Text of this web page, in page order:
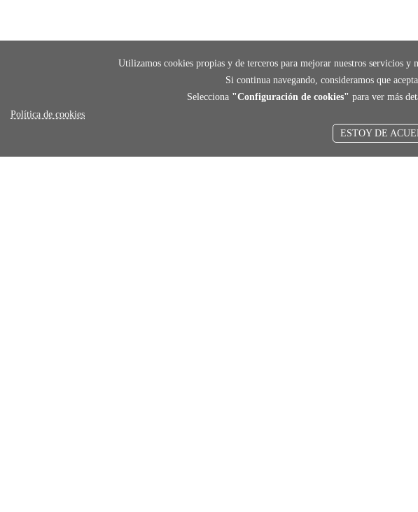
Utilizamos cookies propias y de terceros para mejorar nuestros servicios y
Si continua navegando, consideramos que
Selecciona "Configuración de cookies" para ver más
Política de cookies
ESTOY DE